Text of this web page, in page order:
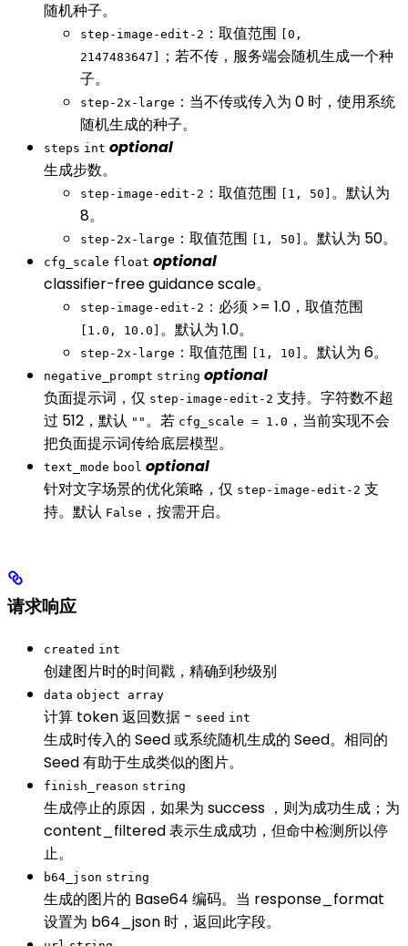
随机种子。
step-image-edit-2 ：取值范围
[0,
2147483647]
；若不传，服务端会随机生成一个种
子。
step-2x-large ：当不传或传入为 0 时，使用系统
随机生成的种子。
steps int optional
生成步数。
step-image-edit-2 ：取值范围 [1, 50] 。默认为
8。
step-2x-large ：取值范围 [1, 50] 。默认为 50。
cfg_scale float optional
classifier-free guidance scale。
step-image-edit-2 ：必须 >= 1.0，取值范围
[1.0, 10.0] 。默认为 1.0。
step-2x-large ：取值范围 [1, 10] 。默认为 6。
negative_prompt string optional
负面提示词，仅 step-image-edit-2 支持。字符数不超
过 512，默认 "" 。若 cfg_scale = 1.0 ，当前实现不会
把负面提示词传给底层模型。
text_mode bool optional
针对文字场景的优化策略，仅 step-image-edit-2 支
持。默认 False ，按需开启。
请求响应
created int
创建图片时的时间戳，精确到秒级别
data object array
计算 token 返回数据 - seed int
生成时传入的 Seed 或系统随机生成的 Seed。相同的
Seed 有助于生成类似的图片。
finish_reason string
生成停止的原因，如果为 success ，则为成功生成；为
content_filtered 表示生成成功，但命中检测所以停
止。
b64_json string
生成的图片的 Base64 编码。当 response_format
设置为 b64_json 时，返回此字段。